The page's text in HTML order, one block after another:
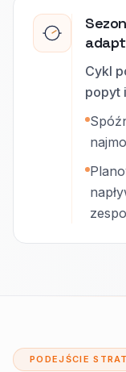
Cykl
popyt
PODEJŚCIE